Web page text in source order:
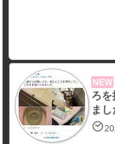
NEW
ろ
まし